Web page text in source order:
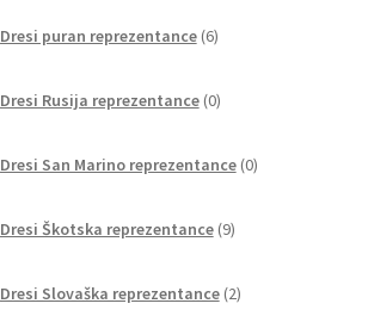
Dresi puran reprezentance 6izdelkov
Dresi Rusija reprezentance 0izdelkov
Dresi San Marino reprezentance 0izdelkov
Dresi Škotska reprezentance 9izdelkov
Dresi Slovaška reprezentance 2izdelka